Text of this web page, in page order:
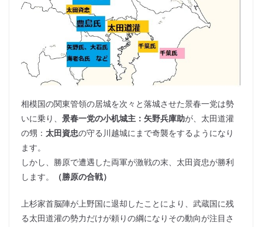
相模国の関東管領の居城を次々と落城させた景春一党は勢
いに乗り、 景春一党の小机城主：矢野兵庫助が、太田道灌
の甥： 太田資忠の守る川越城にまで奇襲をするようになり
ます。
しかし、勝原で遭遇した両軍が激戦の末、太田資忠が勝利
します。
（勝原の合戦）
上杉家首脳陣が上野国に退却したことにより、武蔵国に残
る太田道灌の勢力だけが頼りの綱になりその動向が注目さ